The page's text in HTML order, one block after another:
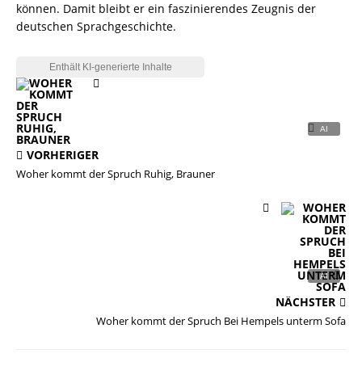
können. Damit bleibt er ein faszinierendes Zeugnis der
deutschen Sprachgeschichte.
VORHERIGER
Woher kommt der Spruch Ruhig, Brauner
NÄCHSTER
Woher kommt der Spruch Bei Hempels unterm Sofa